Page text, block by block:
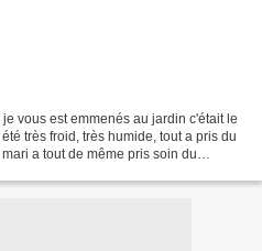
vous est emmenés au jardin c'était le
très froid, très humide, tout a pris du
a tout de même pris soin du